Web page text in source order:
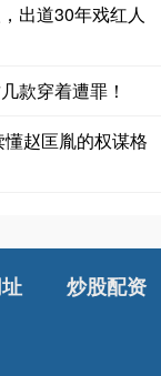
出道30年戏红人
款穿着遭罪！
赵匡胤的权谋格
炒股配资